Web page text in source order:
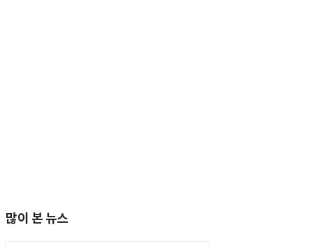
많이 본 뉴스